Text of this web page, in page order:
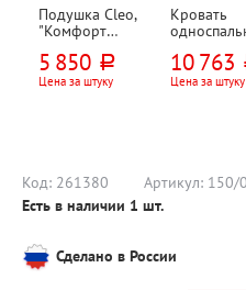
Подушка Cleo,
"Комфорт
70см*70см, пух
5 850 руб.
Цена за штуку
Кровать
700мм, бук
10 763
Цена за штуку
Код: 261380 Артикул: 150/
Есть в наличии 1 шт.
Сделано в России